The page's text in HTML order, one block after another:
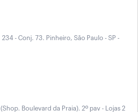
- Conj. 73. Pinheiro, São Paulo - SP -
Boulevard da Praia). 2º pav - Lojas 2